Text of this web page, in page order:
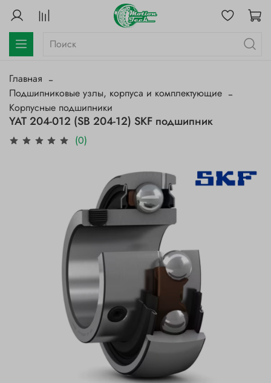
Главная
Подшипниковые узлы, корпуса и комплектующие
Корпусные подшипники
YAT 204-012 (SB 204-12) SKF подшипник
(0)